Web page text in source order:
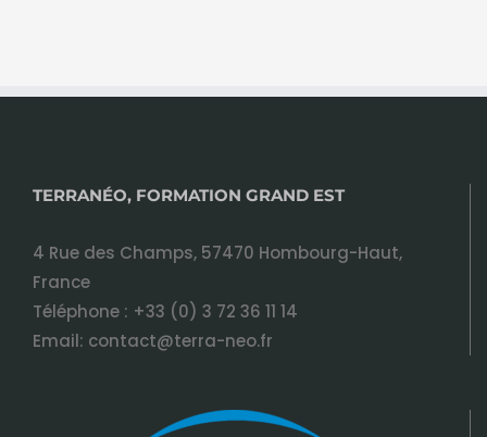
TERRANÉO, FORMATION GRAND EST
4 Rue des Champs, 57470 Hombourg-Haut,
France
Téléphone : +33 (0) 3 72 36 11 14
Email: contact@terra-neo.fr